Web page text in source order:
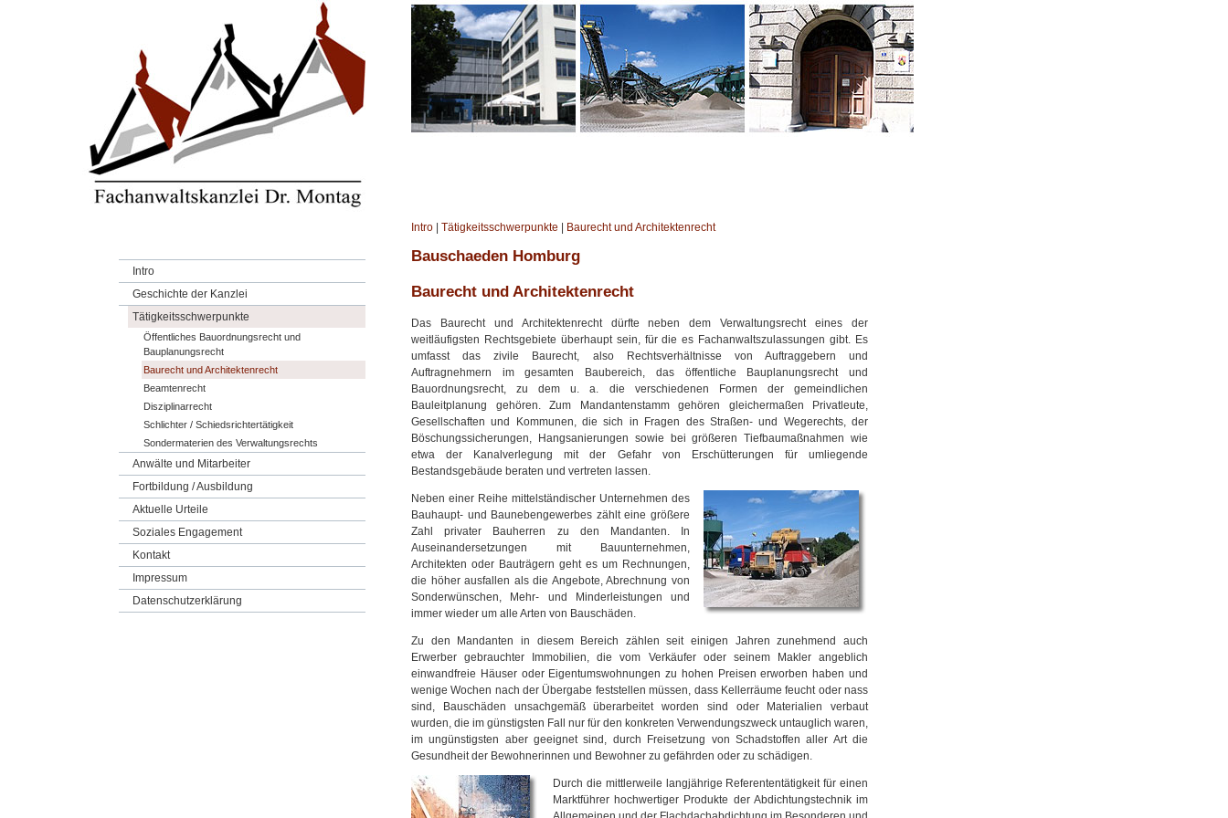
Intro
Geschichte der Kanzlei
Tätigkeitsschwerpunkte
Öffentliches Bauordnungsrecht und
Bauplanungsrecht
Baurecht und Architektenrecht
Beamtenrecht
Disziplinarrecht
Schlichter / Schiedsrichtertätigkeit
Sondermaterien des Verwaltungsrechts
Anwälte und Mitarbeiter
Fortbildung / Ausbildung
Aktuelle Urteile
Soziales Engagement
Kontakt
Impressum
Datenschutzerklärung
Intro Tätigkeitsschwerpunkte Baurecht und Architektenrecht
Bauschaeden Homburg
Baurecht und Architektenrecht
Das Baurecht und Architektenrecht dürfte neben dem Verwaltungsrecht eines der
weitläufigsten Rechtsgebiete überhaupt sein, für die es Fachanwaltszulassungen gibt. Es
umfasst das zivile Baurecht, also Rechtsverhältnisse von Auftraggebern und
Auftragnehmern im gesamten Baubereich, das öffentliche Bauplanungsrecht und
Bauordnungsrecht, zu dem u. a. die verschiedenen Formen der gemeindlichen
Bauleitplanung gehören. Zum Mandantenstamm gehören gleichermaßen Privatleute,
Gesellschaften und Kommunen, die sich in Fragen des Straßen- und Wegerechts, der
Böschungssicherungen, Hangsanierungen sowie bei größeren Tiefbaumaßnahmen wie
etwa der Kanalverlegung mit der Gefahr von Erschütterungen für umliegende
Bestandsgebäude beraten und vertreten lassen.
Neben einer Reihe mittelständischer Unternehmen des
Bauhaupt- und Baunebengewerbes zählt eine größere
Zahl privater Bauherren zu den Mandanten. In
Auseinandersetzungen mit Bauunternehmen,
Architekten oder Bauträgern geht es um Rechnungen,
die höher ausfallen als die Angebote, Abrechnung von
Sonderwünschen, Mehr- und Minderleistungen und
immer wieder um alle Arten von Bauschäden.
Zu den Mandanten in diesem Bereich zählen seit einigen Jahren zunehmend auch
Erwerber gebrauchter Immobilien, die vom Verkäufer oder seinem Makler angeblich
einwandfreie Häuser oder Eigentumswohnungen zu hohen Preisen erworben haben und
wenige Wochen nach der Übergabe feststellen müssen, dass Kellerräume feucht oder nass
sind, Bauschäden unsachgemäß überarbeitet worden sind oder Materialien verbaut
wurden, die im günstigsten Fall nur für den konkreten Verwendungszweck untauglich waren,
im ungünstigsten aber geeignet sind, durch Freisetzung von Schadstoffen aller Art die
Gesundheit der Bewohnerinnen und Bewohner zu gefährden oder zu schädigen.
Durch die mittlerweile langjährige Referententätigkeit für einen
Marktführer hochwertiger Produkte der Abdichtungstechnik im